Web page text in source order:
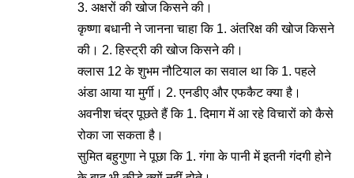
3. अक्षरों की खोज किसने की।
कृष्णा बधानी ने जानना चाहा कि 1. अंतरिक्ष की खोज किसने
की। 2. हिस्ट्री की खोज किसने की।
क्लास 12 के शुभम नौटियाल का सवाल था कि 1. पहले
अंडा आया या मुर्गी। 2. एनडीए और एफकैट क्या है।
अवनीश चंद्र पूछते हैं कि 1. दिमाग में आ रहे विचारों को कैसे
रोका जा सकता है।
सुमित बहुगुणा ने पूछा कि 1. गंगा के पानी में इतनी गंदगी होने